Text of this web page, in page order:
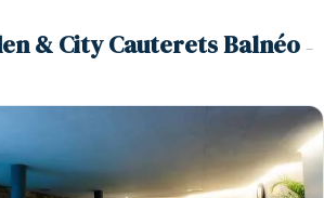
& City Cauterets Balnéo –